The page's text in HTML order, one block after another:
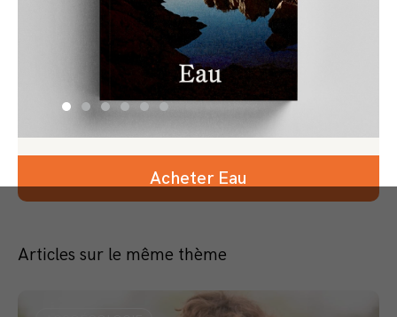
Acheter Eau
Articles sur le même thème